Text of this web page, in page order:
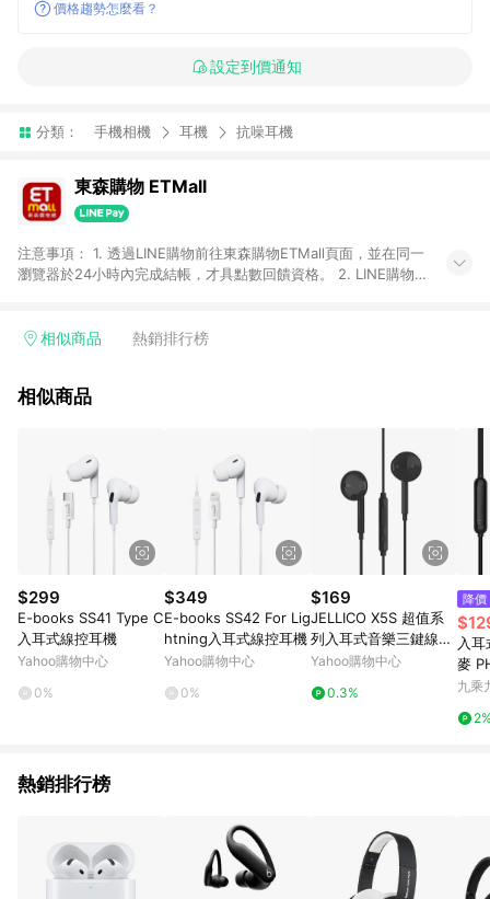
價格趨勢怎麼看？
設定到價通知
分類： 手機相機 耳機 抗噪耳機
東森購物 ETMall
注意事項： 1. 透過LINE購物前往東森購物ETMall頁面，並在同一
瀏覽器於24小時內完成結帳，才具點數回饋資格。 2. LINE購物
單，皆不在點數回饋範圍內。 3. 如購買以下類別商品，將無法獲
球嚴選、商城、專案商品、「草莓網」全館商品。 4. 如取消訂
實際回饋請依LINE購物通知為主。 6. 訂單如有使用東森購物
ETMall站內之折扣優惠(包含但不限於東森幣、樂透金、東森現金
券等)，不具點數回饋資格。詳細請依東森購物ETMall之結帳頁面
顯示為準。 7. LINE購物設有「單一商品最高回饋點數」機制(特
殊活動時開放「回饋無上限」)，以同一訂單中同一商品不論件數
計算，並依訂單成立時間當下LINE購物所設定的回饋機制為準。
8. LINE購物為購物資訊整合性平台，商品資料更新會有時間差，
如顯示之商品規格、顏色、價位、贈品與東森購物ETMall銷售網
頁不符，以銷售網頁標示為準。 9. 若有贈點爭議，請務必於訂單
日期+180天以內至LINE購物客服洽詢；若超過180天(含)以上進
行申訴，恕無法贈點回饋。 10. 部分點數紅包僅限指定商品使
用，或不適用於無回饋商品。各點數紅包之適用商品與使用條件
相似商品 熱銷排行榜
相似商品
$299
E-books SS41 Type C
入耳式線控耳機
Yahoo購物中心
0%
$349
E-books SS42 For Lig
htning入耳式線控耳機
Yahoo購物中心
0%
$169
JELLICO X5S 超值系
列入耳式音樂三鍵線控
耳機/JEE-X5S
Yahoo購物中心
0.3%
降價
入
麥
九乘
熱銷排行榜